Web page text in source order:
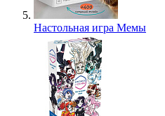
Настольная игра Мемы